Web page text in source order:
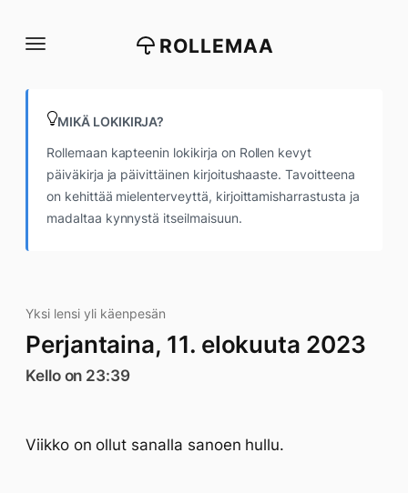
suoraan
ROLLEMAA
MIKÄ LOKIKIRJA?
Rollemaan kapteenin lokikirja on Rollen kevyt
päiväkirja ja päivittäinen kirjoitushaaste. Tavoitteena
on kehittää mielenterveyttä, kirjoittamisharrastusta ja
madaltaa kynnystä itseilmaisuun.
Yksi lensi yli käenpesän
Perjantaina, 11. elokuuta 2023
Kello on 23:39
Viikko on ollut sanalla sanoen hullu.